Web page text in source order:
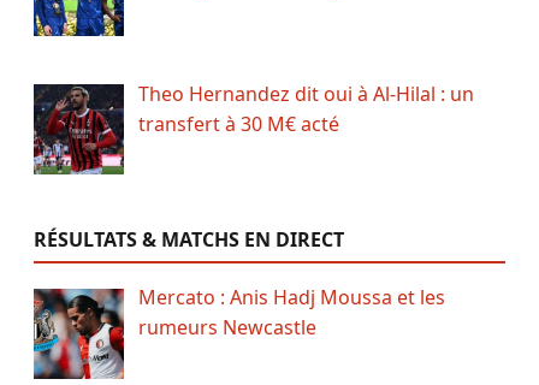
Theo Hernandez dit oui à Al-Hilal : un
transfert à 30 M€ acté
RÉSULTATS & MATCHS EN DIRECT
Mercato : Anis Hadj Moussa et les
rumeurs Newcastle